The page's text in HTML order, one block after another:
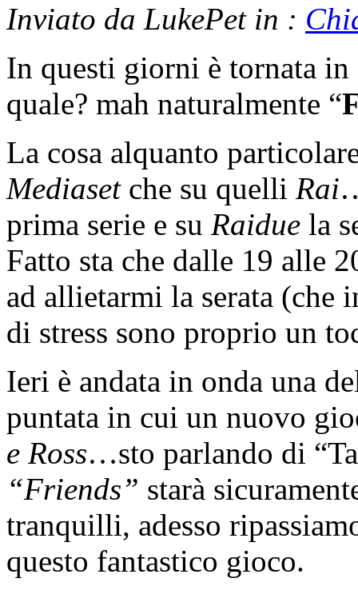
Inviato da LukePet in :
In questi giorni è tornata
quale? mah naturalmente “
La cosa alquanto
Mediaset che su quelli Rai
prima serie e su Raidue la
Fatto sta che dalle 19 alle
ad allietarmi la serata (che
di stress sono proprio un
Ieri è andata in onda una
puntata in cui un nuovo
e Ross…sto parlando di
“Friends” starà
tranquilli, adesso
questo fantastico gioco.